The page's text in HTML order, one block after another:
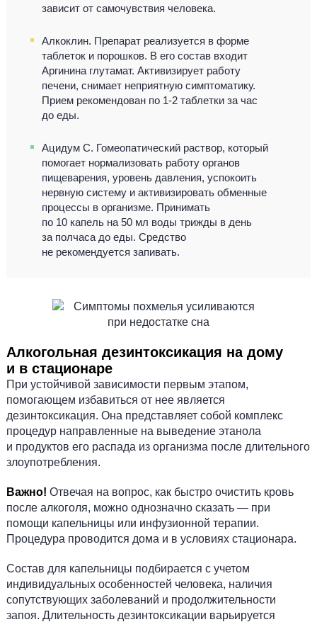
зависит от самочувствия человека.
Алкоклин. Препарат реализуется в форме
таблеток и порошков. В его состав входит
Аргинина глутамат. Активизирует работу
печени, снимает неприятную симптоматику.
Прием рекомендован по 1-2 таблетки за час
до еды.
Ацидум С. Гомеопатический раствор, который
помогает нормализовать работу органов
пищеварения, уровень давления, успокоить
нервную систему и активизировать обменные
процессы в организме. Принимать
по 10 капель на 50 мл воды трижды в день
за полчаса до еды. Средство
не рекомендуется запивать.
Алкогольная дезинтоксикация на дому
и в стационаре
При устойчивой зависимости первым этапом,
помогающем избавиться от нее является
дезинтоксикация. Она представляет собой комплекс
процедур направленные на выведение этанола
и продуктов его распада из организма после длительного
злоупотребления.
Важно! Отвечая на вопрос, как быстро очистить кровь
после алкоголя, можно однозначно сказать ­— при
помощи капельницы или инфузионной терапии.
Процедура проводится дома и в условиях стационара.
Состав для капельницы подбирается с учетом
индивидуальных особенностей человека, наличия
сопутствующих заболеваний и продолжительности
запоя. Длительность дезинтоксикации варьируется